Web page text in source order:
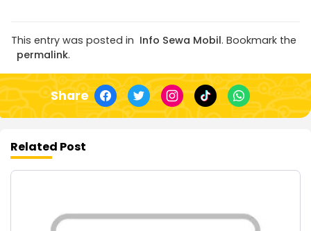
This entry was posted in Info Sewa Mobil. Bookmark the
permalink.
Share
Related Post